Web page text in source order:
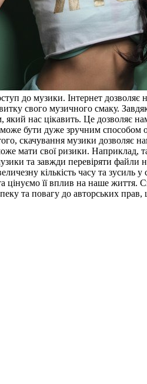
до музики. Інтернет дозволяє
свого музичного смаку.
який нас цікавить. Це дозволяє
бути дуже зручним
скачування музики дозволяє
мати свої ризики.
та завжди перевіряти файли
кількість часу та
цінуємо її вплив на наше
та повагу до авторських